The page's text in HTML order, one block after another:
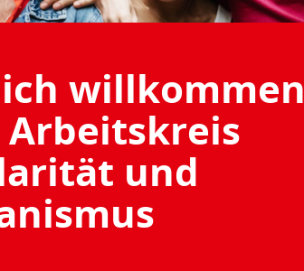
willkommen
Arbeitskreis
und